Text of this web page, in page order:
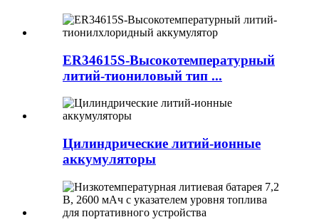
ER34615S-Высокотемпературный
литий-тиониловый тип ...
Цилиндрические литий-ионные
аккумуляторы